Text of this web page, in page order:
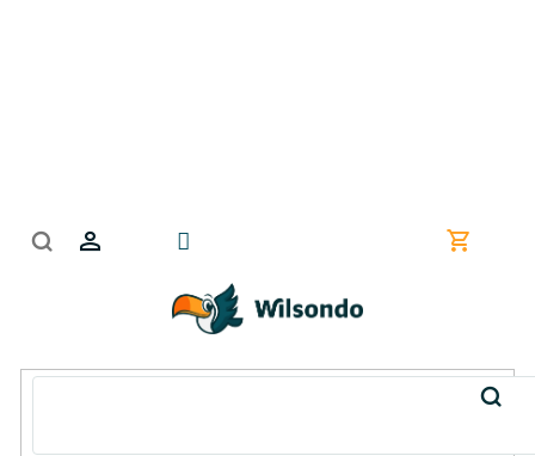
Nákupní